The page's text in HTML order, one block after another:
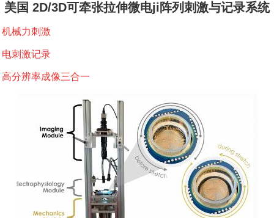
美国 2D/3D可牵张拉伸微电ji阵列刺激与记录系统
机械力刺激
电刺激记录
高分辨率成像三合一